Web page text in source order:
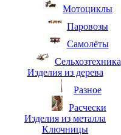
Мотоциклы
Паровозы
Самолёты
Сельхозтехника
Изделия из дерева
Разное
Расчески
Изделия из металла
Ключницы